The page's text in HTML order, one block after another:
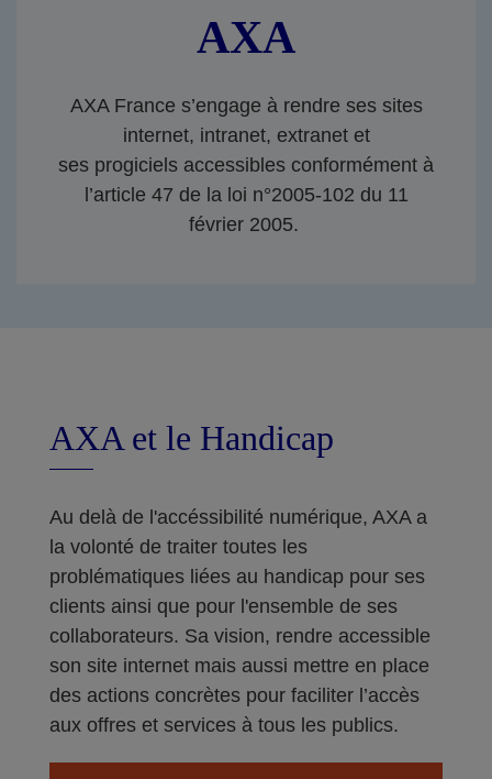
AXA
AXA France s’engage à rendre ses sites
internet, intranet, extranet et
ses progiciels accessibles conformément à
l’article 47 de la loi n°2005-102 du 11
février 2005.
AXA et le Handicap
Au delà de l'accéssibilité numérique, AXA a
la volonté de traiter toutes les
problématiques liées au handicap pour ses
clients ainsi que pour l'ensemble de ses
collaborateurs. Sa vision, rendre accessible
son site internet mais aussi mettre en place
des actions concrètes pour faciliter l’accès
aux offres et services à tous les publics.